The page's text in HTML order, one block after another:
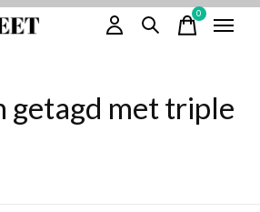
0items
getagd met triple